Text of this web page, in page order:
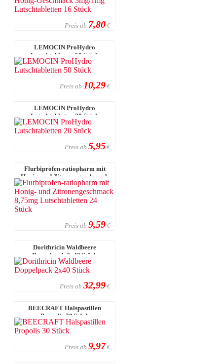
Preis ab 7,80 €
LEMOCIN ProHydro
Lutschtabletten 50 Stück
Preis ab 10,29 €
LEMOCIN ProHydro
Lutschtabletten 20 Stück
Preis ab 5,95 €
Flurbiprofen-ratiopharm mit
Honig- und Zitronengeschmack
8,75mg ...
Preis ab 9,59 €
Dorithricin Waldbeere
Doppelpack 2x40 Stück
Preis ab 32,99 €
BEECRAFT Halspastillen
Propolis 30 Stück
Preis ab 9,97 €